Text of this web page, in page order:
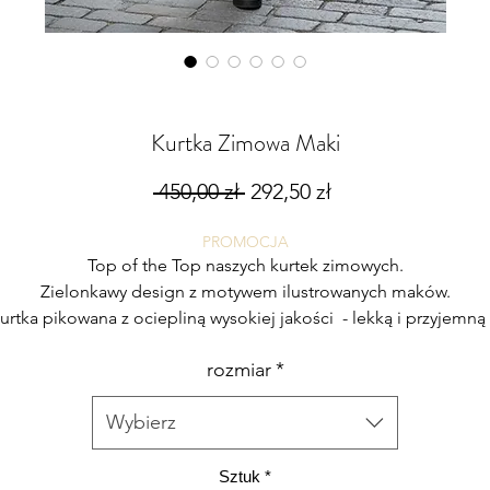
Kurtka Zimowa Maki
450,00 zł Regularna
292,50 złCena
PROMOCJA
Top of the Top naszych kurtek zimowych.
Zielonkawy design z motywem ilustrowanych maków.
pikowana z ociepliną wysokiej jakości - lekką i przyjemną
Została wyposażona w praktyczny kaptur, wygodne
głębokie kieszenie oraz najwyższej jakości zamek.
W stopniowaniu rozmiarów uwzględniliśmy możliwość
swobodnego zmieszczenia pod kurtką swetra czy bluzy.
rozmiar *
Wybierz
Sztuk *